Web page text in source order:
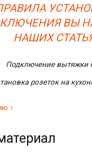
ВЫ
НАШИХ
Подключение вытяжки
розеток на
↑